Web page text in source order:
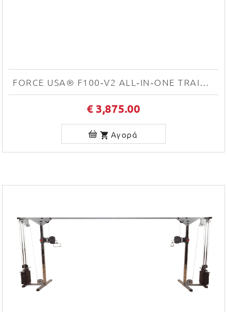
FORCE USA® F100‑V2 ALL‑IN‑ONE TRAINER
€ 3,875.00
Αγορά